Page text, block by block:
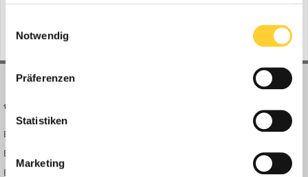
Notwendig
Präferenzen
Statistiken
Marketing
Bauforum24 News
Bauforum24 TV
BF24 Mediathek